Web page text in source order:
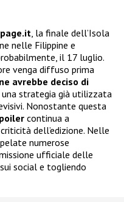
, la finale dell’Isola
nelle Filippine e
il 17 luglio.
venga diffuso prima
avrebbe deciso di
, una strategia già utilizzata
Nonostante questa
continua a
dell’edizione. Nelle
numerose
ufficiale delle
social e togliendo